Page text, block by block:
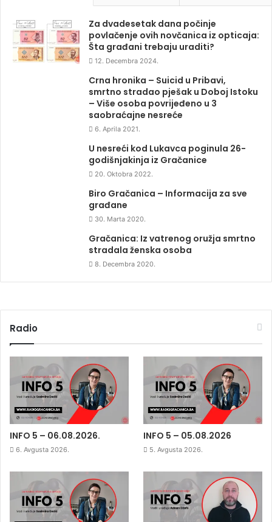
Za dvadesetak dana počinje
povlačenje ovih novčanica iz opticaja:
Šta građani trebaju uraditi?
12. Decembra 2024.
Crna hronika – Suicid u Pribavi,
smrtno stradao pješak u Doboj Istoku
– Više osoba povrijeđeno u 3
saobraćajne nesreće
6. Aprila 2021.
U nesreći kod Lukavca poginula 26-
godišnjakinja iz Gračanice
20. Oktobra 2022.
Biro Gračanica – Informacija za sve
građane
30. Marta 2020.
Gračanica: Iz vatrenog oružja smrtno
stradala ženska osoba
8. Decembra 2020.
Radio
INFO 5 – 06.08.2026.
6. Avgusta 2026.
INFO 5 – 05.08.2026
5. Avgusta 2026.